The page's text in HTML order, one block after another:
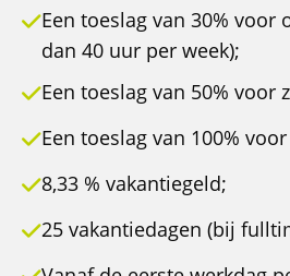
Een toeslag van 30% voor
dan 40 uur per week);
Een toeslag van 50% voor
Een toeslag van 100%
8,33 % vakantiegeld;
25 vakantiedagen (bij